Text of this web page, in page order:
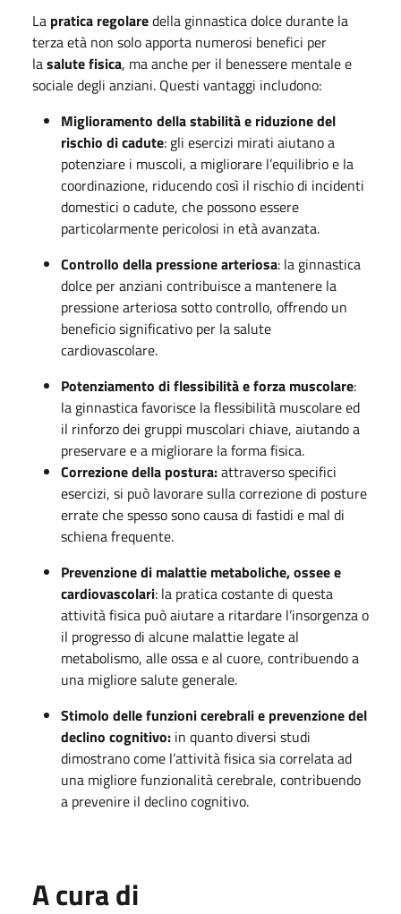
La pratica regolaredella ginnastica dolce durante la
terza età non solo apporta numerosi benefici per
lasalute fisica, ma anche per il benessere mentale e
sociale degli anziani. Questi vantaggi includono:
Miglioramento della stabilità e riduzione del
rischio di cadute: gli esercizi mirati aiutano a
potenziare i muscoli, a migliorare l’equilibrio e la
coordinazione, riducendo così il rischio di incidenti
domestici o cadute, che possono essere
particolarmente pericolosi in età avanzata.
Controllo della pressione arteriosa: la ginnastica
dolce per anziani contribuisce a mantenere la
pressione arteriosa sotto controllo, offrendo un
beneficio significativo per la salute
cardiovascolare.
Potenziamento di flessibilità e forza muscolare:
la ginnastica favorisce la flessibilità muscolare ed
il rinforzo dei gruppi muscolari chiave, aiutando a
preservare e a migliorare la forma fisica.
Correzione della postura:attraverso specifici
esercizi, si può lavorare sulla correzione di posture
errate che spesso sono causa di fastidi e mal di
schiena frequente.
Prevenzione di malattie metaboliche, ossee e
cardiovascolari: la pratica costante di questa
attività fisica può aiutare a ritardare l’insorgenza o
il progresso di alcune malattie legate al
metabolismo, alle ossa e al cuore, contribuendo a
una migliore salute generale.
Stimolo delle funzioni cerebrali e prevenzione del
declino cognitivo: in quanto diversi studi
dimostrano come l’attività fisica sia correlata ad
una migliore funzionalità cerebrale, contribuendo
a prevenire il declino cognitivo.
A cura di